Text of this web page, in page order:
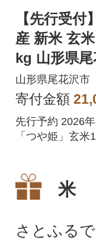
【先行受付
産 新米 玄
kg 山形県尾
a-tsgxb10
山形県尾花沢市
寄付金額
先行予約 2026
「つや姫」玄米
米
さとふる